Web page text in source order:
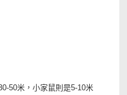
50米，小家鼠則是5-10米